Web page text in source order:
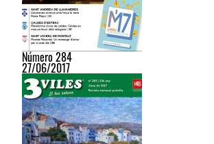
Número 284
27/06/2017